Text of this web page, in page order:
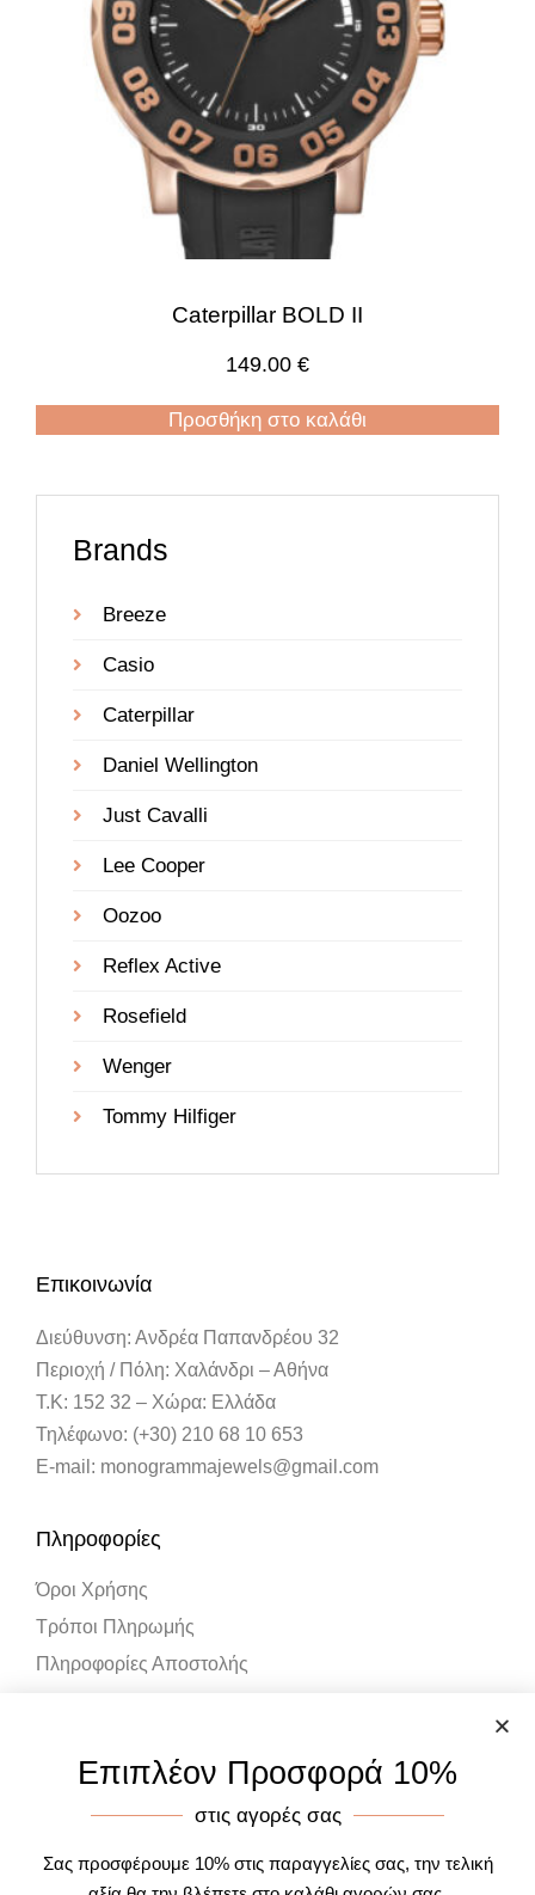
Caterpillar BOLD II
149.00 €
Προσθήκη στο καλάθι
Brands
Breeze
Casio
Caterpillar
Daniel Wellington
Just Cavalli
Lee Cooper
Oozoo
Reflex Active
Rosefield
Wenger
Tommy Hilfiger
Επικοινωνία
Διεύθυνση: Ανδρέα Παπανδρέου 32
Περιοχή / Πόλη: Χαλάνδρι – Αθήνα
Τ.Κ: 152 32 – Χώρα: Ελλάδα
Τηλέφωνο: (+30) 210 68 10 653
E-mail: monogrammajewels@gmail.com
Πληροφορίες
Όροι Χρήσης
Τρόποι Πληρωμής
Πληροφορίες Αποστολής
Ο Λογαριασμός μου
Καλάθι Αγορών
Επιπλέον Προσφορά 10%
στις αγορές σας
Σας προσφέρουμε 10% στις παραγγελίες σας, την τελική